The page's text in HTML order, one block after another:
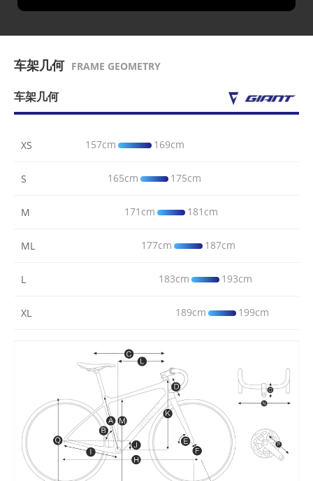
车架几何 FRAME GEOMETRY
车架几何
XS 157cm 169cm
S 165cm 175cm
M 171cm 181cm
ML 177cm 187cm
L 183cm 193cm
XL 189cm 199cm